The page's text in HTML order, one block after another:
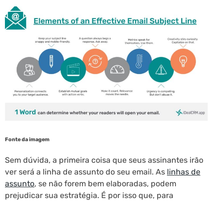
Fonte da imagem
Sem dúvida, a primeira coisa que seus assinantes irão
ver será a linha de assunto do seu email. As linhas de
assunto, se não forem bem elaboradas, podem
prejudicar sua estratégia. É por isso que, para